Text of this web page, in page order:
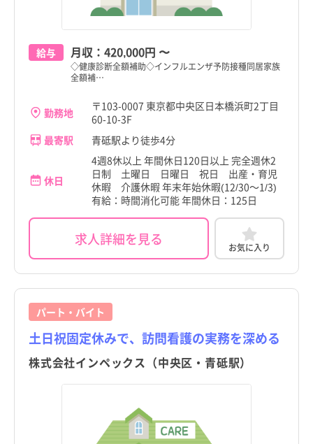
給与 月収： 420,000円 〜
◇健康診断全額補助◇インフルエンザ予防接種同居家族
全額補…
勤務地
〒103-0007 東京都中央区日本橋浜町2丁目
60-10-3F
最寄駅
青砥駅より徒歩4分
休日
4週8休以上 年間休日120日以上 完全週休2
日制 土曜日 日曜日 祝日 出産・育児
休暇 介護休暇 年末年始休暇(12/30～1/3)
有給：時間消化可能 年間休日：125日
求人詳細を見る お気に入り
パート・バイト
土日祝固定休みで、訪問看護の実務を深める
株式会社インペックス（中央区・青砥駅）